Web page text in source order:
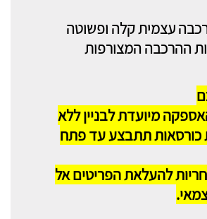
עצמית קלה ופשוטה
ההרכבה המצורפות
מיועדת לבניין ללא
תתבצע עד פתח
להעלאת הפריטים אל